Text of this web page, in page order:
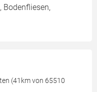
Bodenfliesen,
(41km von 65510